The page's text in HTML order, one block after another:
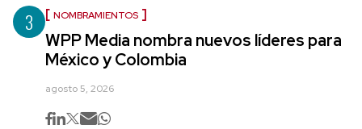
3 NOMBRAMIENTOS
WPP Media nombra nuevos líderes para
México y Colombia
agosto 5, 2026